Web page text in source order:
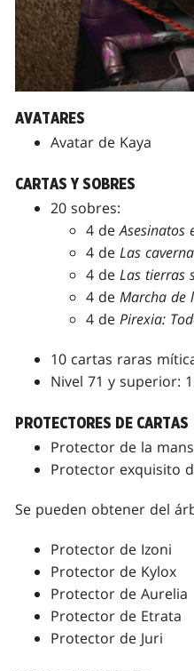
AVATARES
Avatar de Kaya
CARTAS Y SOBRES
20 sobres:
4 deAsesinatos
4 de Las
4 de Las tierras
4 de Marcha de
4 de Pirexia:
10 cartas raras
Nivel 71 y superior:
PROTECTORES DE CARTAS
Protector de la
Protector exquisito
Se pueden obtener del
Protector de Izoni
Protector de Kylox
Protector de Aurelia
Protector de Etrata
Protector de Juri